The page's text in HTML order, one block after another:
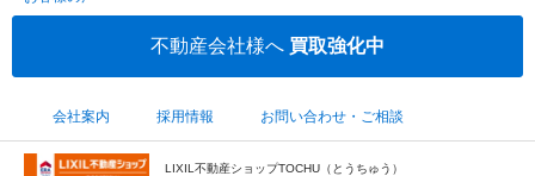
不動産会社様へ 買取強化中
会社案内 採用情報 お問い合わせ・ご相談
LIXIL不動産ショップTOCHU（とうちゅう）